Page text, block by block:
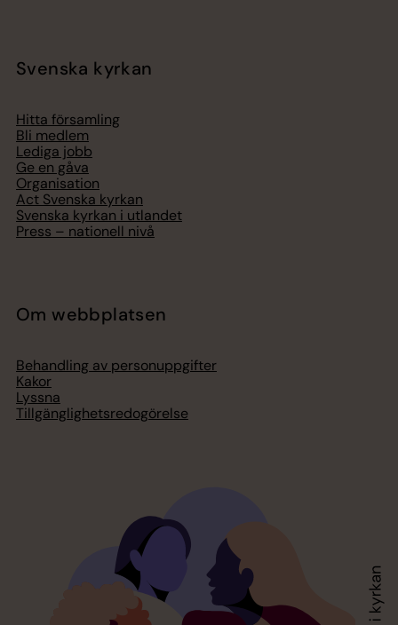
Svenska kyrkan
Hitta församling
Bli medlem
Lediga jobb
Ge en gåva
Organisation
Act Svenska kyrkan
Svenska kyrkan i utlandet
Press – nationell nivå
Om webbplatsen
Behandling av personuppgifter
Kakor
Lyssna
Tillgänglighetsredogörelse